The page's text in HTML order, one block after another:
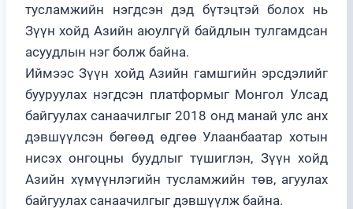
тусламжийн нэгдсэн дэд бүтэцтэй болох нь
Зүүн хойд Азийн аюулгүй байдлын тулгамдсан
асуудлын нэг болж байна.
Иймээс Зүүн хойд Азийн гамшгийн эрсдэлийг
бууруулах нэгдсэн платформыг Монгол Улсад
байгуулах санаачилгыг 2018 онд манай улс анх
дэвшүүлсэн бөгөөд өдгөө Улаанбаатар хотын
нисэх онгоцны буудлыг түшиглэн, Зүүн хойд
Азийн хүмүүнлэгийн тусламжийн төв, агуулах
байгуулах санаачилгыг дэвшүүлж байна.